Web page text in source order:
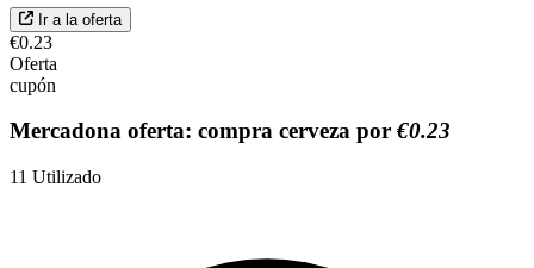
Ir a la oferta
€0.23
Oferta
cupón
Mercadona oferta: compra cerveza por €0.23
11 Utilizado